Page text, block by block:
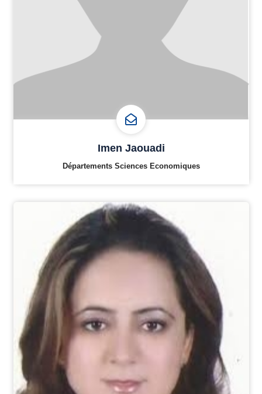
Imen Jaouadi
Départements Sciences Economiques